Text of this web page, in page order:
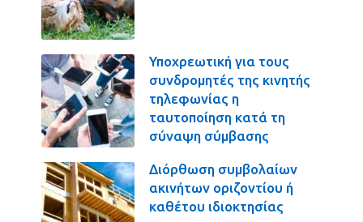
Υποχρεωτική για τους
συνδρομητές της κινητής
τηλεφωνίας η
ταυτοποίηση κατά τη
σύναψη σύμβασης
Διόρθωση συμβολαίων
ακινήτων οριζοντίου ή
καθέτου ιδιοκτησίας